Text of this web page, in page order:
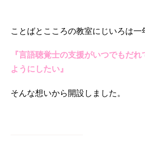
ことばとこころの教室にじいろは一
『言語聴覚士の支援がいつでもだ
ようにしたい』
そんな想いから開設しました。